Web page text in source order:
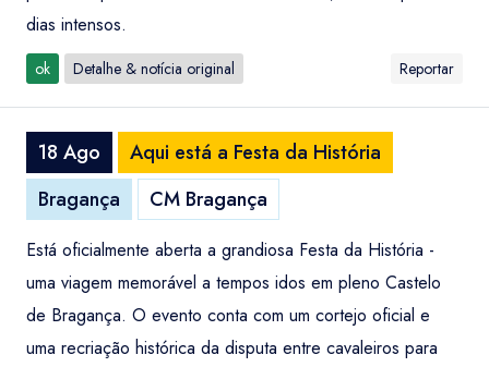
dias intensos.
ok Detalhe & notícia original Reportar
18 Ago
Aqui está a Festa da História
Bragança
CM Bragança
Está oficialmente aberta a grandiosa Festa da História -
uma viagem memorável a tempos idos em pleno Castelo
de Bragança. O evento conta com um cortejo oficial e
uma recriação histórica da disputa entre cavaleiros para